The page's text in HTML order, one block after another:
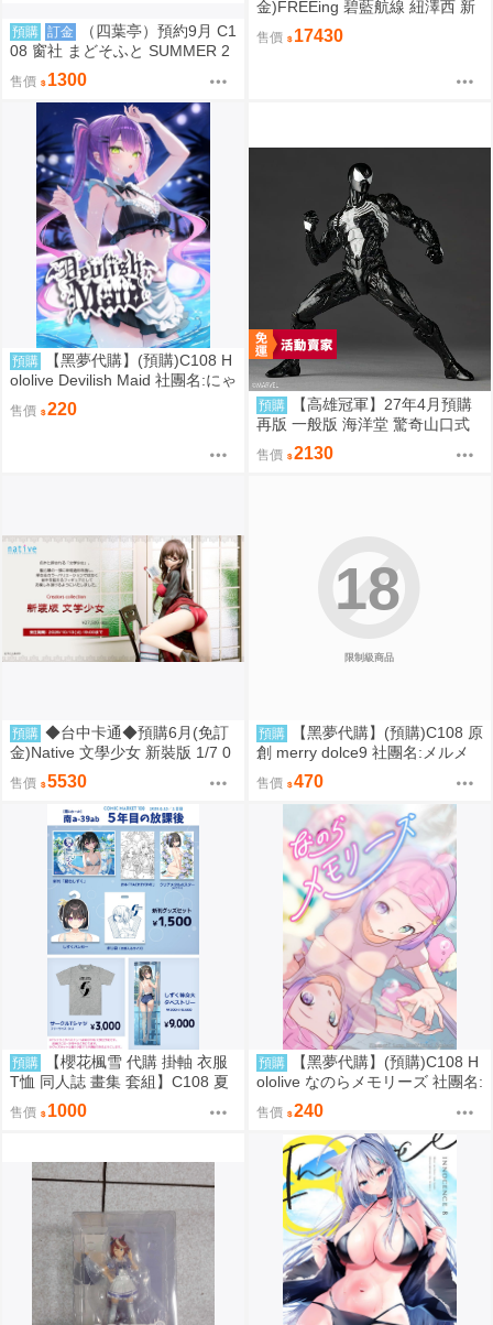
預購 訂金
（四葉亭）預約9月 C1
08 窗社 まどそふと SUMMER 2
026 精品組 0814
售價 1300
金)FREEing 碧藍航線 紐澤西 新
澤西 宿舍計劃Ver. 1/3 0917
售價 17430
預購
【黑夢代購】(預購)C108 H
ololive Devilish Maid 社團名:にゃ
ろめのちゅーる 繪師:にゃろめ
售價 220 預購
【高雄冠軍】27年4月預購
再版 一般版 海洋堂 驚奇山口式
黑色戰衣蜘蛛人 共生體蜘蛛人 免
訂金0928
售價 2130
預購 ◆台中卡通◆預購6月(免訂
金)Native 文學少女 新裝版 1/7 0
917
售價 5530
限制級商品
18
預購
【黑夢代購】(預購)C108 原
創 merry dolce9 社團名:メルメ
リー 繪師:三つ葉ちょこ
售價 470
預購
【櫻花楓雪 代購 掛軸 衣服
T恤 同人誌 畫集 套組】C108 夏
色しずく カントク 監督 5年目の
放課後
售價 1000
預購
【黑夢代購】(預購)C108 H
ololive なのらメモリーズ 社團名:
たこあげ日和 繪師:たこあげ
售價 240